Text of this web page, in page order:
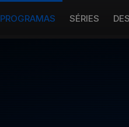
PROGRAMAS SÉRIES